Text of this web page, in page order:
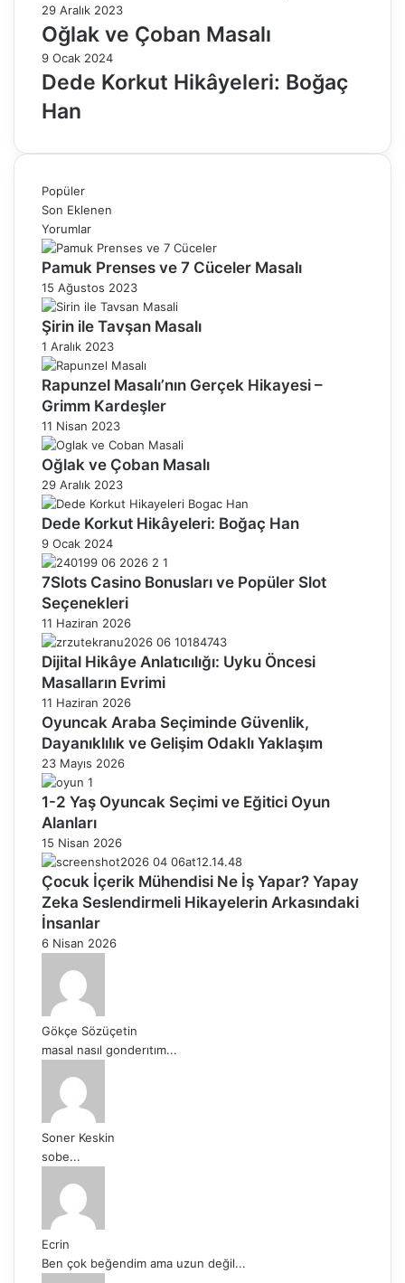
29 Aralık 2023
Oğlak ve Çoban Masalı
9 Ocak 2024
Dede Korkut Hikâyeleri: Boğaç
Han
Popüler
Son Eklenen
Yorumlar
Pamuk Prenses ve 7 Cüceler Masalı
15 Ağustos 2023
Şirin ile Tavşan Masalı
1 Aralık 2023
Rapunzel Masalı’nın Gerçek Hikayesi –
Grimm Kardeşler
11 Nisan 2023
Oğlak ve Çoban Masalı
29 Aralık 2023
Dede Korkut Hikâyeleri: Boğaç Han
9 Ocak 2024
7Slots Casino Bonusları ve Popüler Slot
Seçenekleri
11 Haziran 2026
Dijital Hikâye Anlatıcılığı: Uyku Öncesi
Masalların Evrimi
11 Haziran 2026
Oyuncak Araba Seçiminde Güvenlik,
Dayanıklılık ve Gelişim Odaklı Yaklaşım
23 Mayıs 2026
1-2 Yaş Oyuncak Seçimi ve Eğitici Oyun
Alanları
15 Nisan 2026
Çocuk İçerik Mühendisi Ne İş Yapar? Yapay
Zeka Seslendirmeli Hikayelerin Arkasındaki
İnsanlar
6 Nisan 2026
Gökçe Sözüçetin
masal nasıl gonderıtım...
Soner Keskin
sobe...
Ecrin
Ben çok beğendim ama uzun değil...